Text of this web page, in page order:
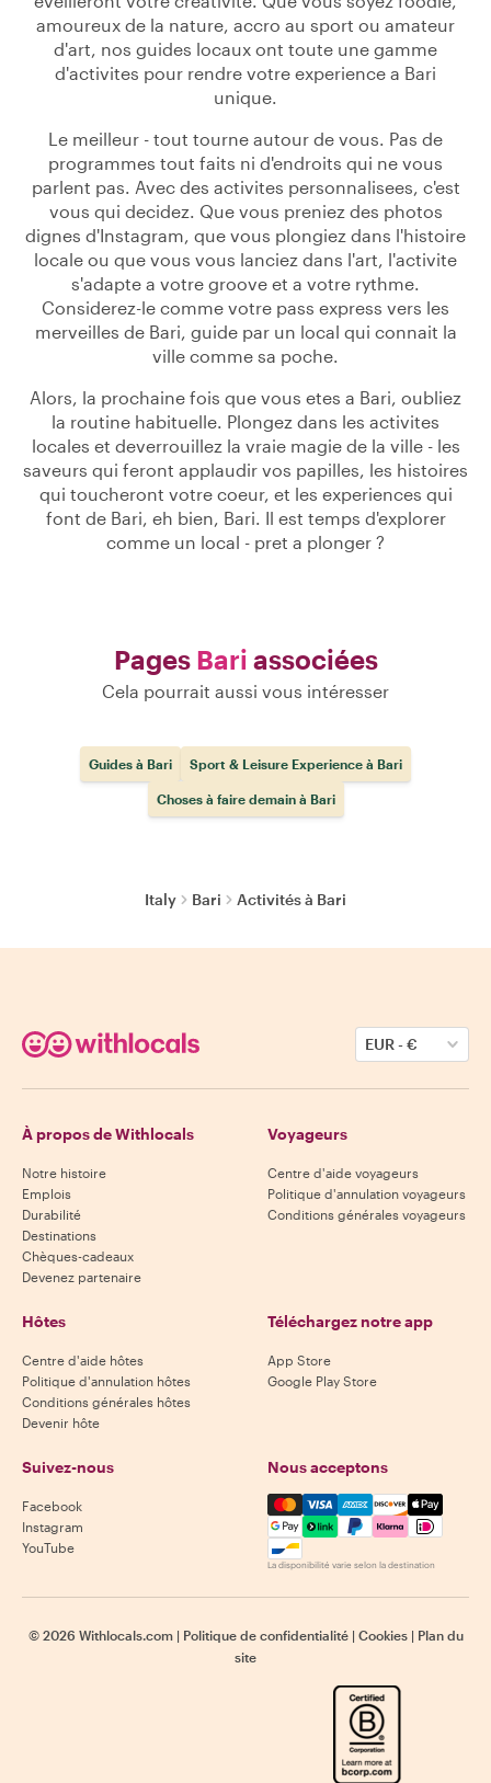
amoureux de la nature, accro au sport ou amateur
d'art, nos guides locaux ont toute une gamme
d'activites pour rendre votre experience a Bari
unique.
Le meilleur - tout tourne autour de vous. Pas de
programmes tout faits ni d'endroits qui ne vous
parlent pas. Avec des activites personnalisees, c'est
vous qui decidez. Que vous preniez des photos
dignes d'Instagram, que vous plongiez dans l'histoire
locale ou que vous vous lanciez dans l'art, l'activite
s'adapte a votre groove et a votre rythme.
Considerez-le comme votre pass express vers les
merveilles de Bari, guide par un local qui connait la
ville comme sa poche.
Alors, la prochaine fois que vous etes a Bari, oubliez
la routine habituelle. Plongez dans les activites
locales et deverrouillez la vraie magie de la ville - les
saveurs qui feront applaudir vos papilles, les histoires
qui toucheront votre coeur, et les experiences qui
font de Bari, eh bien, Bari. Il est temps d'explorer
comme un local - pret a plonger ?
Pages Bari associées
Cela pourrait aussi vous intéresser
Guides à Bari Sport & Leisure Experience à Bari
Choses à faire demain à Bari
Italy Bari Activités à Bari
EUR-€
À propos de Withlocals
Notre histoire
Emplois
Durabilité
Destinations
Chèques-cadeaux
Devenez partenaire
Voyageurs
Centre d'aide voyageurs
Politique d'annulation voyageurs
Conditions générales voyageurs
Hôtes
Centre d'aide hôtes
Politique d'annulation hôtes
Conditions générales hôtes
Devenir hôte
Téléchargez notre app
App Store
Google Play Store
Suivez-nous
Facebook
Instagram
YouTube
Nous acceptons
Mastercard, Visa, Amex,
La disponibilité varie selon la destination
© 2026 Withlocals.com | Politique de confidentialité | Cookies | Plan du
site